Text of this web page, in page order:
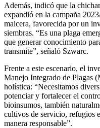
Además, indicó que la
expandió en la campaña
maicera, favorecida por un
siembras. “Es una plaga
que generar conocimiento
transmite”, señaló Szwarc.
Frente a este escenario, el
Manejo Integrado de Plagas
holística: “Necesitamos
potenciar y fortalecer el
bioinsumos, también
cultivos de servicio, refugios
manera responsable”.